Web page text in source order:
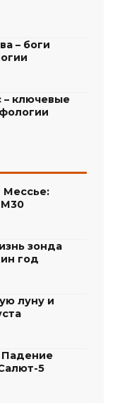
– боги
– ключевые
Мессье:
М30
зонда
год
луну и
Падение
5